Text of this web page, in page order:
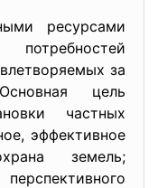
ресурсами
за
цель
частных
эффективное
земель;